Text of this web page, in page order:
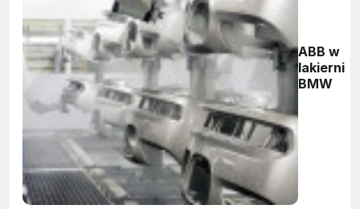
ABB w
lakierni
BMW